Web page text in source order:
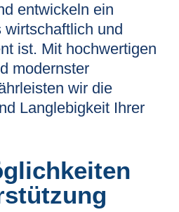
entwickeln ein
und
ist. Mit hochwertigen
modernster
wir die
Langlebigkeit Ihrer